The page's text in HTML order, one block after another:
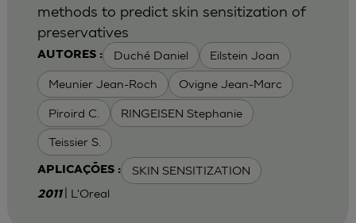
AUTORES : Duché Daniel Eilstein Joan
Meunier Jean-Roch Ovigne Jean-Marc
Piroird C. RINGEISEN Stephanie
Teissier S.
APLICAÇÕES : SKIN SENSITIZATION
methods to predict skin sensitization of
preservatives
2011 | L'Oreal